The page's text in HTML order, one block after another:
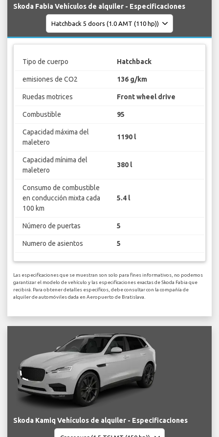
Skoda Fabia Vehículos de alquiler - Especificaciones
Tipo de cuerpo Hatchback
emisiones de CO2 136 g/km
Ruedas motrices Front wheel drive
Combustible 95
Capacidad máxima del
maletero
1190 l
Capacidad mínima del
maletero
380 l
Consumo de combustible
en conducción mixta cada
100 km
5.4 l
Número de puertas 5
Numero de asientos 5
Las especificaciones que se muestran son solo para fines informativos, no podemos
garantizar el modelo de vehículo y las especificaciones exactas de Skoda Fabia que
recibirá. Para obtener detalles específicos, debe consultar con la compañía de
alquiler de automóviles dada en Aeropuerto de Bratislava.
Skoda Kamiq Vehículos de alquiler - Especificaciones